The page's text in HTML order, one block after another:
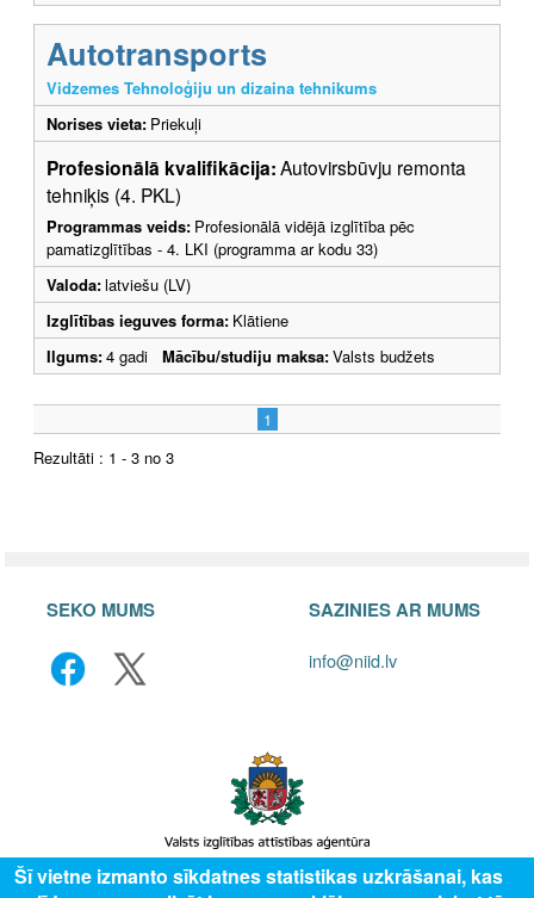
Autotransports
Vidzemes Tehnoloģiju un dizaina tehnikums
Norises vieta: Priekuļi
Profesionālā kvalifikācija:Autovirsbūvju remonta
tehniķis (4. PKL)
Programmas veids: Profesionālā vidējā izglītība pēc
pamatizglītības - 4. LKI (programma ar kodu 33)
Valoda:latviešu (LV)
Izglītības ieguves forma: Klātiene
Ilgums:4 gadi Mācību/studiju maksa:Valsts budžets
1
Rezultāti : 1 - 3 no 3
SEKO MUMS SAZINIES AR MUMS
info@niid.lv
Šī vietne izmanto sīkdatnes statistikas uzkrāšanai, kas